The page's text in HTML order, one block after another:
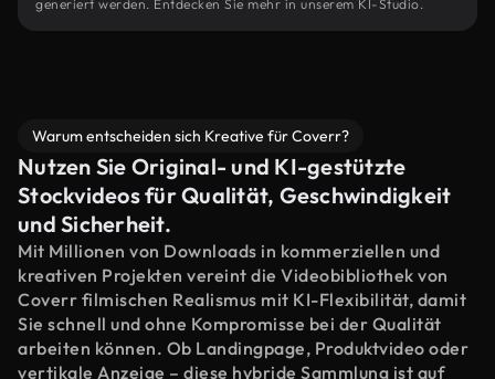
generiert werden. Entdecken Sie mehr in unserem KI-Studio.
Warum entscheiden sich Kreative für Coverr?
Nutzen Sie Original- und KI-gestützte
Stockvideos für Qualität, Geschwindigkeit
und Sicherheit.
Mit Millionen von Downloads in kommerziellen und
kreativen Projekten vereint die Videobibliothek von
Coverr filmischen Realismus mit KI-Flexibilität, damit
Sie schnell und ohne Kompromisse bei der Qualität
arbeiten können. Ob Landingpage, Produktvideo oder
vertikale Anzeige – diese hybride Sammlung ist auf